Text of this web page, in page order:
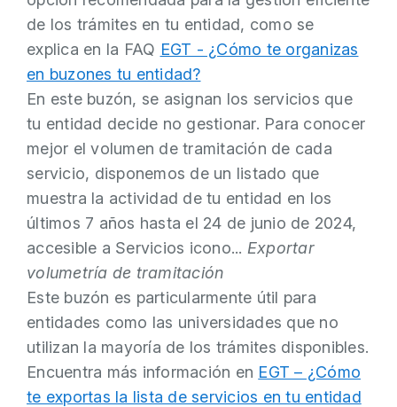
de los trámites en tu entidad, como se
explica en la FAQ EGT - ¿Cómo te organizas
en buzones tu entidad?
En este buzón, se asignan los servicios que
tu entidad decide no gestionar. Para conocer
mejor el volumen de tramitación de cada
servicio, disponemos de un listado que
muestra la actividad de tu entidad en los
últimos 7 años hasta el 24 de junio de 2024,
accesible a Servicios icono... Exportar
volumetría de tramitación
Este buzón es particularmente útil para
entidades como las universidades que no
utilizan la mayoría de los trámites disponibles.
Encuentra más información en EGT – ¿Cómo
te exportas la lista de servicios en tu entidad